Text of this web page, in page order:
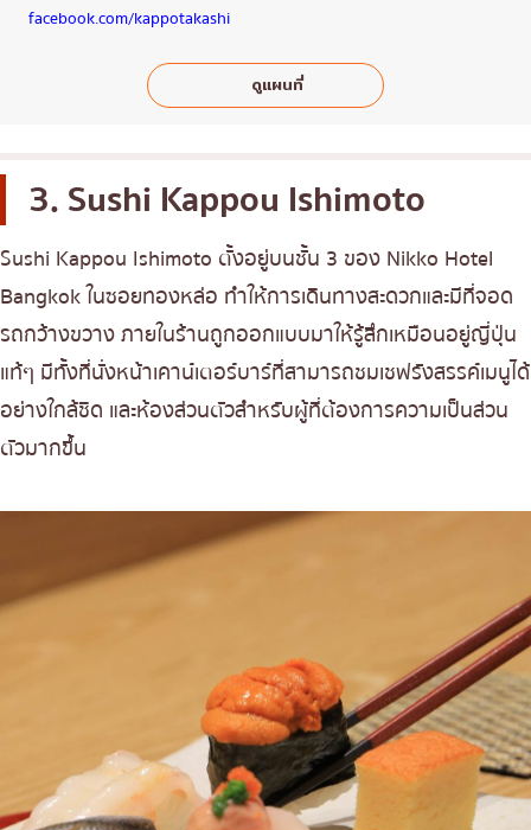
facebook.com/kappotakashi
ดูแผนที่
3. Sushi Kappou Ishimoto
Sushi Kappou Ishimoto ตั้งอยู่บนชั้น 3 ของ Nikko Hotel
Bangkok ในซอยทองหล่อ ทำให้การเดินทางสะดวกและมีที่จอด
รถกว้างขวาง ภายในร้านถูกออกแบบมาให้รู้สึกเหมือนอยู่ญี่ปุ่น
แท้ๆ มีทั้งที่นั่งหน้าเคาน์เตอร์บาร์ที่สามารถชมเชฟรังสรรค์เมนูได้
อย่างใกล้ชิด และห้องส่วนตัวสำหรับผู้ที่ต้องการความเป็นส่วน
ตัวมากขึ้น